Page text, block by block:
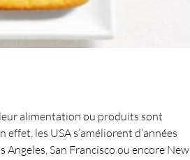
leur alimentation ou produits sont
les USA s’améliorent d’années
San Francisco ou encore New